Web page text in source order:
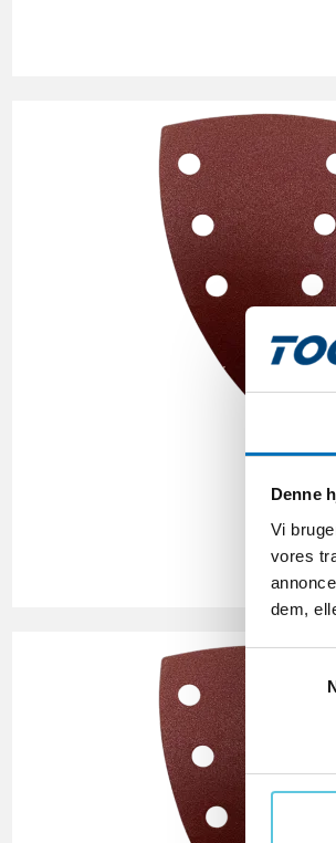
Denne
Vi
vores
dem,
S
a
m